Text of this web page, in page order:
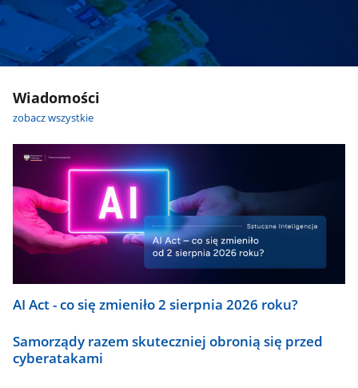
Wiadomości
zobacz wszystkie
AI Act - co się zmieniło 2 sierpnia 2026 roku?
Samorządy razem skuteczniej obronią się przed
cyberatakami